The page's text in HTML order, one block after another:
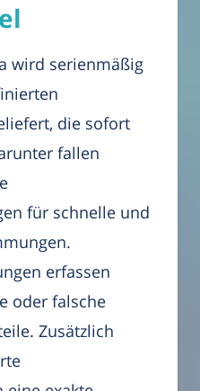
wird serienmäßig
die sofort
fallen
für schnelle und
erfassen
oder falsche
Zusätzlich